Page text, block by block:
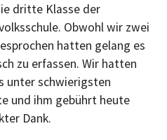
dritte Klasse der
Obwohl wir zwei
hatten gelang es
zu erfassen. Wir hatten
unter schwierigsten
und ihm gebührt heute
Dank.